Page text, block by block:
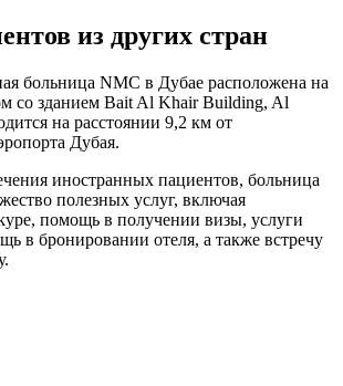
из других стран
больница NMC в Дубае расположена на
со зданием Bait Al Khair Building, Al
на расстоянии 9,2 км от
Дубая.
иностранных пациентов, больница
полезных услуг, включая
помощь в получении визы, услуги
в бронировании отеля, а также встречу